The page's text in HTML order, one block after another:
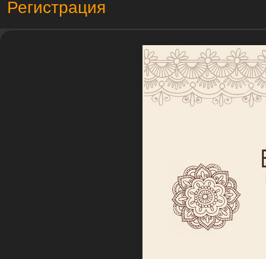
Регистрация